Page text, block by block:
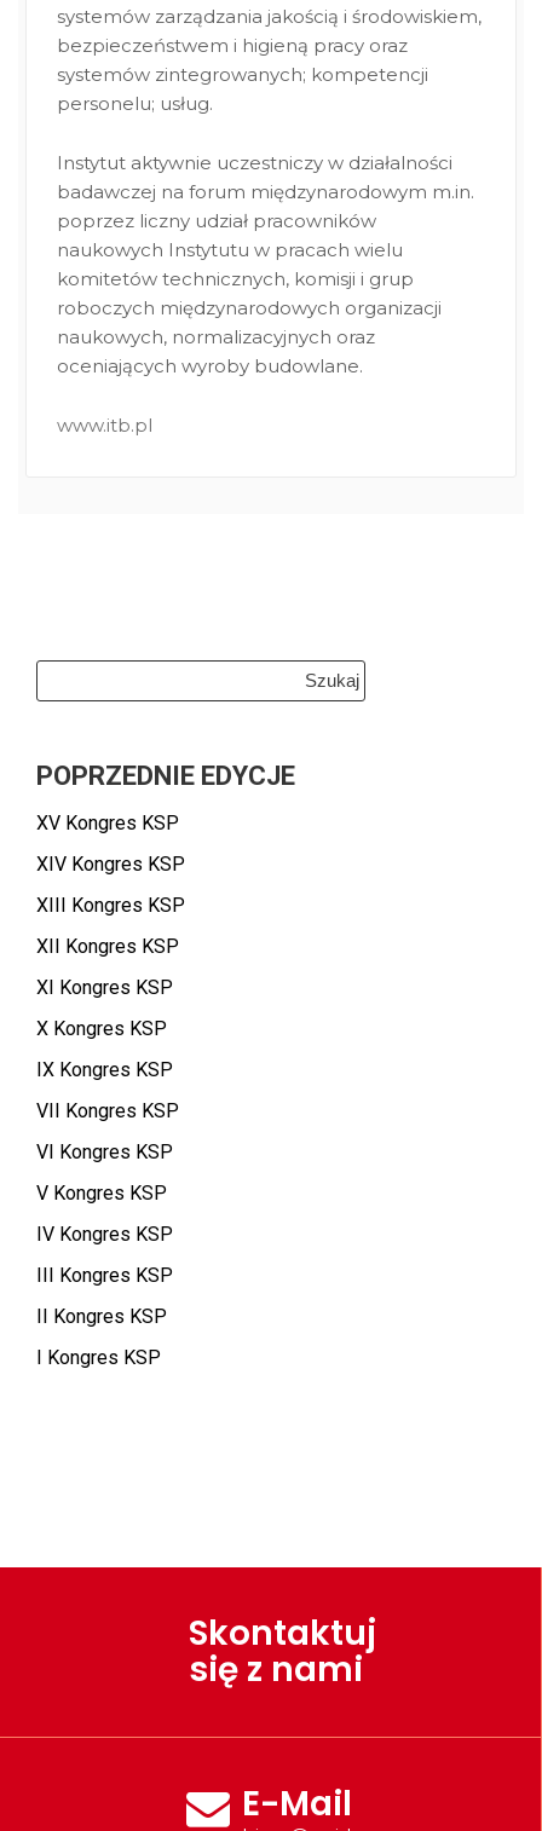
systemów zarządzania jakością i środowiskiem,
bezpieczeństwem i higieną pracy oraz
systemów zintegrowanych; kompetencji
personelu; usług.
Instytut aktywnie uczestniczy w działalności
badawczej na forum międzynarodowym m.in.
poprzez liczny udział pracowników
naukowych Instytutu w pracach wielu
komitetów technicznych, komisji i grup
roboczych międzynarodowych organizacji
naukowych, normalizacyjnych oraz
oceniających wyroby budowlane.
www.itb.pl
POPRZEDNIE EDYCJE
XV Kongres KSP
XIV Kongres KSP
XIII Kongres KSP
XII Kongres KSP
XI Kongres KSP
X Kongres KSP
IX Kongres KSP
VII Kongres KSP
VI Kongres KSP
V Kongres KSP
IV Kongres KSP
III Kongres KSP
II Kongres KSP
I Kongres KSP
Skontaktuj
się z nami
E-Mail